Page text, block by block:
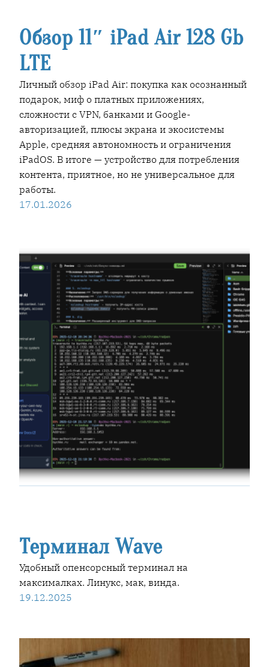
Обзор 11″ iPad Air 128 Gb
LTE
Личный обзор iPad Air: покупка как осознанный
подарок, миф о платных приложениях,
сложности с VPN, банками и Google-
авторизацией, плюсы экрана и экосистемы
Apple, средняя автономность и ограничения
iPadOS. В итоге — устройство для потребления
контента, приятное, но не универсальное для
работы.
17.01.2026
Терминал Wave
Удобный опенсорсный терминал на
максималках. Линукс, мак, винда.
19.12.2025